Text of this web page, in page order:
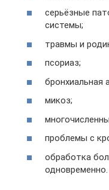
серьёзные
системы;
травмы и
псориаз;
бронхиальная
микоз;
проблемы с
обработка
одновременно.